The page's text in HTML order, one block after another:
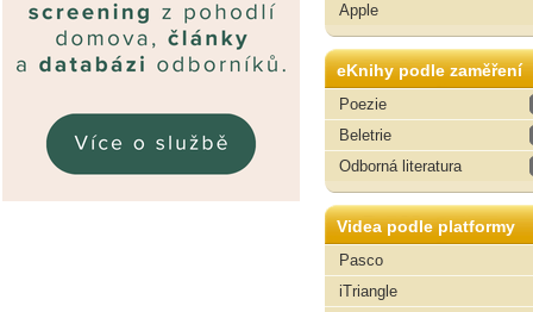
Apple
eKnihy podle zaměření
Poezie
Beletrie
Odborná literatura
Videa podle platformy
Pasco
iTriangle